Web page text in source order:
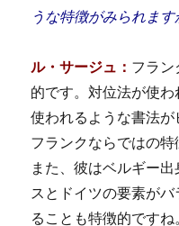
うな特徴がみられます
ル・サージュ： フラン
的です。対位法が使
使われるような書法が
フランクならではの特
また、彼はベルギー
スとドイツの要素が
ることも特徴的ですね